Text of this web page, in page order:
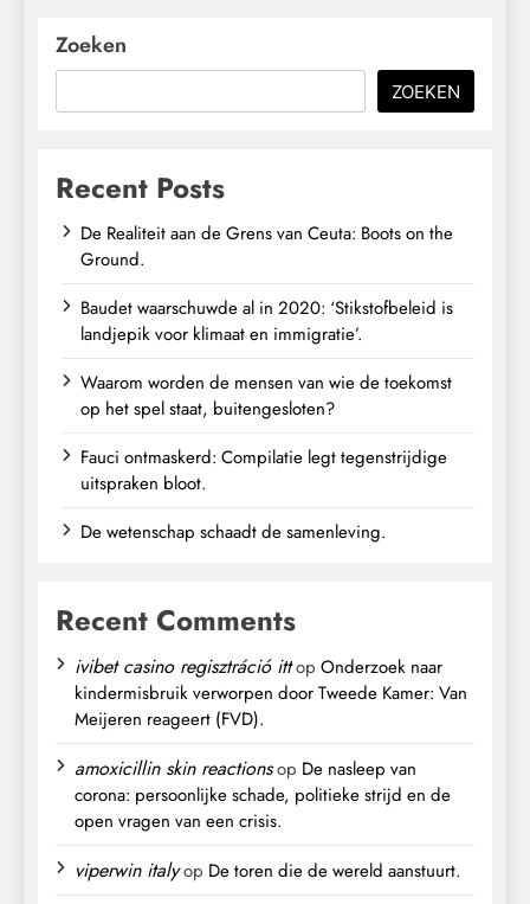
Zoeken
ZOEKEN
Recent Posts
De Realiteit aan de Grens van Ceuta: Boots on the
Ground.
Baudet waarschuwde al in 2020: ‘Stikstofbeleid is
landjepik voor klimaat en immigratie’.
Waarom worden de mensen van wie de toekomst
op het spel staat, buitengesloten?
Fauci ontmaskerd: Compilatie legt tegenstrijdige
uitspraken bloot.
De wetenschap schaadt de samenleving.
Recent Comments
ivibet casino regisztráció ittop Onderzoek naar
kindermisbruik verworpen door Tweede Kamer: Van
Meijeren reageert (FVD).
amoxicillin skin reactionsop De nasleep van
corona: persoonlijke schade, politieke strijd en de
open vragen van een crisis.
viperwin italyop De toren die de wereld aanstuurt.